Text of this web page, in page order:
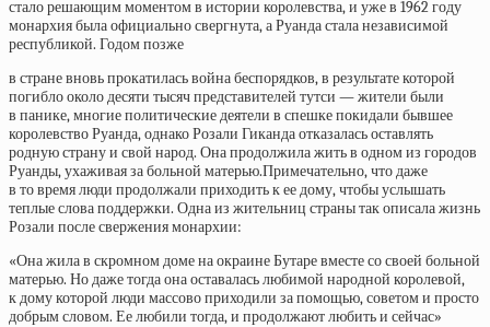
стало решающим моментом в истории королевства, и уже в 1962 году
монархия была официально свергнута, а Руанда стала независимой
республикой. Годом позже
в стране вновь прокатилась война беспорядков, в результате которой
погибло около десяти тысяч представителей тутси — жители были
в панике, многие политические деятели в спешке покидали бывшее
королевство Руанда, однако Розали Гиканда отказалась оставлять
родную страну и свой народ. Она продолжила жить в одном из городов
Руанды, ухаживая за больной матерью.Примечательно, что даже
в то время люди продолжали приходить к ее дому, чтобы услышать
теплые слова поддержки. Одна из жительниц страны так описала жизнь
Розали после свержения монархии:
«Она жила в скромном доме на окраине Бутаре вместе со своей больной
матерью. Но даже тогда она оставалась любимой народной королевой,
к дому которой люди массово приходили за помощью, советом и просто
добрым словом. Ее любили тогда, и продолжают любить и сейчас»